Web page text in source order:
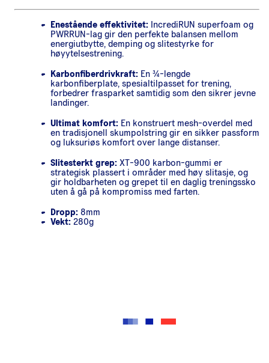
Enestående effektivitet: IncrediRUN superfoam og
PWRRUN-lag gir den perfekte balansen mellom
energiutbytte, demping og slitestyrke for
høyytelsestrening.
Karbonfiberdrivkraft: En ¾-lengde
karbonfiberplate, spesialtilpasset for trening,
forbedrer frasparket samtidig som den sikrer jevne
landinger.
Ultimat komfort: En konstruert mesh-overdel med
en tradisjonell skumpolstring gir en sikker passform
og luksuriøs komfort over lange distanser.
Slitesterkt grep: XT-900 karbon-gummi er
strategisk plassert i områder med høy slitasje, og
gir holdbarheten og grepet til en daglig treningssko
uten å gå på kompromiss med farten.
Dropp: 8mm
Vekt: 280g